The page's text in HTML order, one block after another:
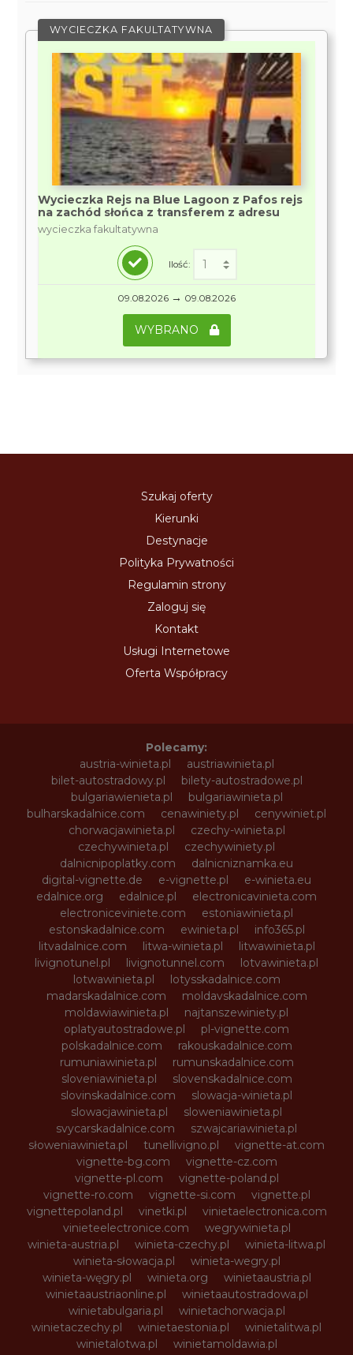
WYCIECZKA FAKULTATYWNA
Wycieczka Rejs na Blue Lagoon z Pafos rejs
na zachód słońca z transferem z adresu
wycieczka fakultatywna
Ilość:
09.08.2026 → 09.08.2026
WYBRANO
Szukaj oferty
Kierunki
Destynacje
Polityka Prywatności
Regulamin strony
Zaloguj się
Kontakt
Usługi Internetowe
Oferta Współpracy
Polecamy:
austria-winieta.pl
austriawinieta.pl
bilet-autostradowy.pl
bilety-autostradowe.pl
bulgariawienieta.pl
bulgariawinieta.pl
bulharskadalnice.com
cenawiniety.pl
cenywiniet.pl
chorwacjawinieta.pl
czechy-winieta.pl
czechywinieta.pl
czechywiniety.pl
dalnicnipoplatky.com
dalnicniznamka.eu
digital-vignette.de
e-vignette.pl
e-winieta.eu
edalnice.org
edalnice.pl
electronicavinieta.com
electroniceviniete.com
estoniawinieta.pl
estonskadalnice.com
ewinieta.pl
info365.pl
litvadalnice.com
litwa-winieta.pl
litwawinieta.pl
livignotunel.pl
livignotunnel.com
lotvawinieta.pl
lotwawinieta.pl
lotysskadalnice.com
madarskadalnice.com
moldavskadalnice.com
moldawiawinieta.pl
najtanszewiniety.pl
oplatyautostradowe.pl
pl-vignette.com
polskadalnice.com
rakouskadalnice.com
rumuniawinieta.pl
rumunskadalnice.com
sloveniawinieta.pl
slovenskadalnice.com
slovinskadalnice.com
slowacja-winieta.pl
slowacjawinieta.pl
sloweniawinieta.pl
svycarskadalnice.com
szwajcariawinieta.pl
słoweniawinieta.pl
tunellivigno.pl
vignette-at.com
vignette-bg.com
vignette-cz.com
vignette-pl.com
vignette-poland.pl
vignette-ro.com
vignette-si.com
vignette.pl
vignettepoland.pl
vinetki.pl
vinietaelectronica.com
vinieteelectronice.com
wegrywinieta.pl
winieta-austria.pl
winieta-czechy.pl
winieta-litwa.pl
winieta-słowacja.pl
winieta-wegry.pl
winieta-węgry.pl
winieta.org
winietaaustria.pl
winietaaustriaonline.pl
winietaautostradowa.pl
winietabulgaria.pl
winietachorwacja.pl
winietaczechy.pl
winietaestonia.pl
winietalitwa.pl
winietalotwa.pl
winietamoldawia.pl